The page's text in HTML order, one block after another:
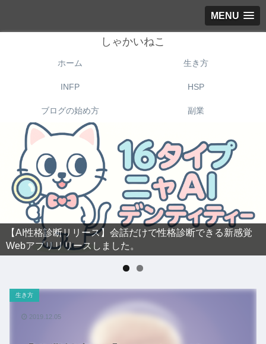
MENU
しゃかいねこ
ホーム 生き方
INFP HSP
ブログの始め方 副業
【AI性格診断リリース】会話だけで性格診断できる新感覚
Webアプリリリースしました。
生き方
2019.12.05